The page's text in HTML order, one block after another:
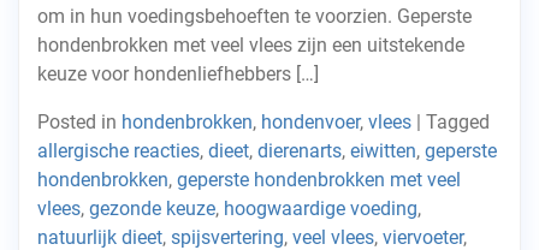
om in hun voedingsbehoeften te voorzien. Geperste
hondenbrokken met veel vlees zijn een uitstekende
keuze voor hondenliefhebbers […]
Posted in hondenbrokken, hondenvoer, vlees | Tagged
allergische reacties, dieet, dierenarts, eiwitten, geperste
hondenbrokken, geperste hondenbrokken met veel
vlees, gezonde keuze, hoogwaardige voeding,
natuurlijk dieet, spijsvertering, veel vlees, viervoeter,